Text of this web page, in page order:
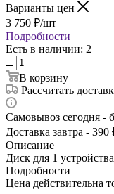
Варианты цен
3 750 ₽/шт
Подробности
Есть в наличии: 2
В корзину
Рассчитать
Самовывоз сегодня -
Доставка завтра - 390
Описание
Диск для 1
Подробности
Цена действительна